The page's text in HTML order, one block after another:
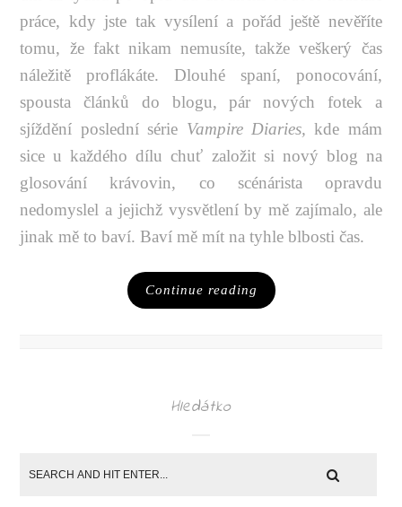
práce, kdy jste tak vysílení a pořád ještě nevěříte
tomu, že fakt nikam nemusíte, takže veškerý čas
náležitě proflákáte. Dlouhé spaní, ponocování,
spousta článků do blogu, pár nových fotek a
sjíždění poslední série Vampire Diaries, kde mám
sice u každého dílu chuť založit si nový blog na
glosování krávovin, co scénárista opravdu
nedomyslel a jejichž vysvětlení by mě zajímalo, ale
jinak mě to baví. Baví mě mít na tyhle blbosti čas.
Continue reading
Hledátko